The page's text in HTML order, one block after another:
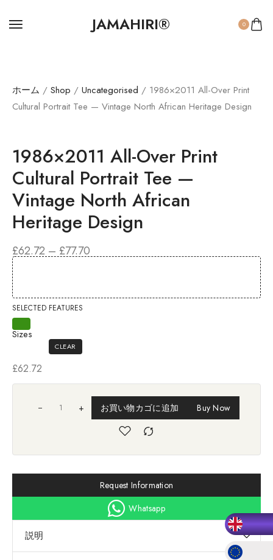
JAMAHIRI® 0
ホーム / Shop / Uncategorised / 1986×2011 All-Over Print
Cultural Portrait Tee — Vintage North African Heritage Design
1986×2011 All-Over Print
Cultural Portrait Tee —
Vintage North African
Heritage Design
£62.72 – £77.70
SELECTED FEATURES
Sizes
CLEAR
£62.72
+ お買い物カゴに追加 Buy Now
Request Information
Whatsapp
説明